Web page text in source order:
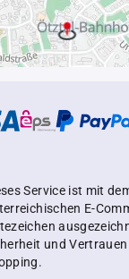
Service ist mit
E-
und